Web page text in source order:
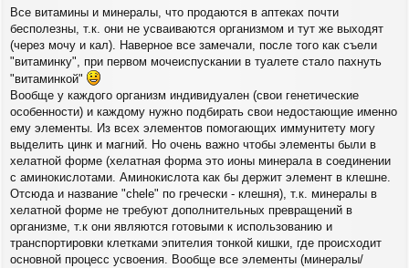
о
б
щ
е
и
е
Все витамины и минералы, что продаются в аптеках почти
бесполезны, т.к. они не усваиваются организмом и тут же выходят
(через мочу и кал). Наверное все замечали, после того как съели
"витаминку", при первом мочеиспускании в туалете стало пахнуть
"витаминкой"
Вообще у каждого организм индивидуален (свои генетические
особенности) и каждому нужно подбирать свои недостающие именно
ему элементы. Из всех элементов помогающих иммунитету могу
выделить цинк и магний. Но очень важно чтобы элементы были в
хелатной форме (хелатная форма это ионы минерала в соединении
с аминокислотами. Аминокислота как бы держит элемент в клешне.
Отсюда и название "chele" по гречески - клешня), т.к. минералы в
хелатной форме не требуют дополнительных превращений в
организме, т.к они являются готовыми к использованию и
транспортировки клетками эпителия тонкой кишки, где происходит
основной процесс усвоения. Вообще все элементы (минералы/